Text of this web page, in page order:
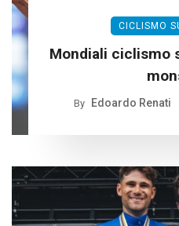
CICLISMO
Mondiali ciclismo
By Edoardo Renati